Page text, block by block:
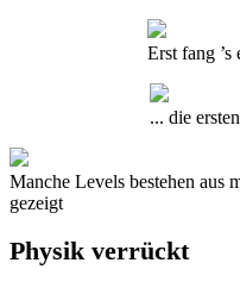
Erst fang ’s
... die
Manche Levels bestehen aus
gezeigt
Physik verrückt